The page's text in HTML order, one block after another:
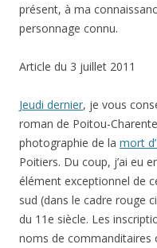
présent, à ma
personnage connu.
Article du 3 juillet 2011
Jeudi dernier, je vous
roman de Poitou-
photographie de la mort
Poitiers. Du coup, j’ai eu
élément exceptionnel de
sud (dans le cadre rouge
du 11e siècle. Les
noms de commanditaires